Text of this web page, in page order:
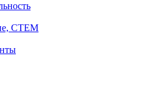
СТЕМ